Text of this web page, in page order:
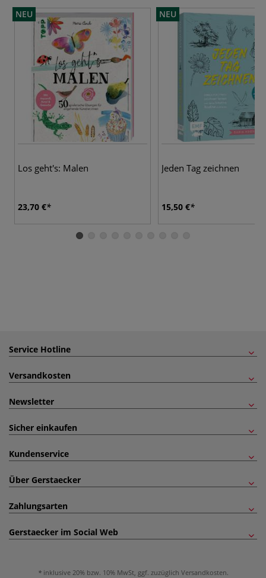
NEU
Los geht's: Malen
23,70 €
NEU
Jeden Tag zeichnen
15,50 €
Service Hotline
Versandkosten
Newsletter
Sicher einkaufen
Kundenservice
Über Gerstaecker
Zahlungsarten
Gerstaecker im Social Web
inklusive 20% bzw. 10% MwSt, ggf. zuzüglich Versandkosten.